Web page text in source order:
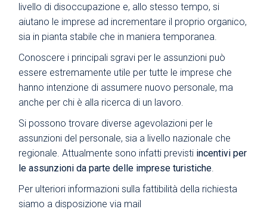
livello di disoccupazione e, allo stesso tempo, si
aiutano le imprese ad incrementare il proprio organico,
sia in pianta stabile che in maniera temporanea.
Conoscere i principali sgravi per le assunzioni può
essere estremamente utile per tutte le imprese che
hanno intenzione di assumere nuovo personale, ma
anche per chi è alla ricerca di un lavoro.
Si possono trovare diverse agevolazioni per le
assunzioni del personale, sia a livello nazionale che
regionale. Attualmente sono infatti previsti incentivi per
le assunzioni da parte delle imprese turistiche
Per ulteriori informazioni sulla fattibilità della richiesta
siamo a disposizione via mail